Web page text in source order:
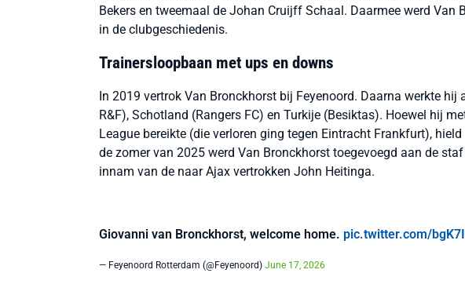
Bekers en tweemaal de Johan Cruijff Schaal. Daarmee werd Van
in de clubgeschiedenis.
Trainersloopbaan met ups en downs
In 2019 vertrok Van Bronckhorst bij Feyenoord. Daarna werkte
R&F), Schotland (Rangers FC) en Turkije (Besiktas). Hoewel hij
League bereikte (die verloren ging tegen Eintracht Frankfurt),
de zomer van 2025 werd Van Bronckhorst toegevoegd aan de
innam van de naar Ajax vertrokken John Heitinga.
Giovanni van Bronckhorst, welcome home. pic.twitter.com/
— Feyenoord Rotterdam (@Feyenoord) June 17, 2026